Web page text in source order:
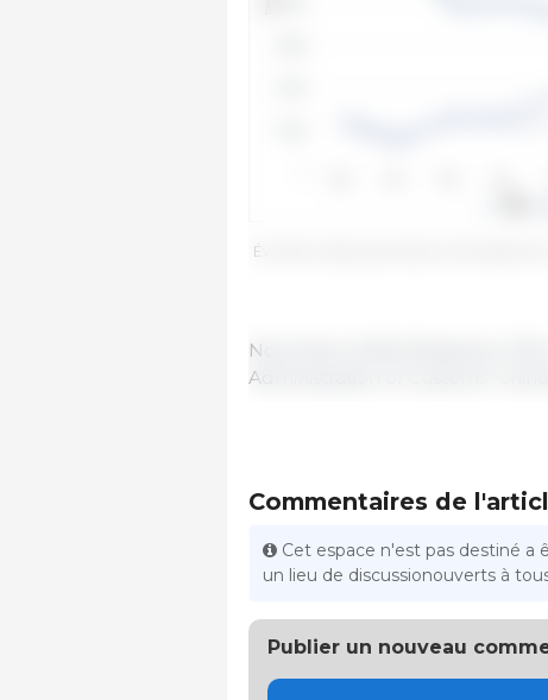
Évolution des exportations chinoises de
Novembre 2020/ Rédaction
Administration of Customs"
Commentaires de
Cet espace n'est pas destiné
un lieu de discussionouverts à
Publier un nouveau